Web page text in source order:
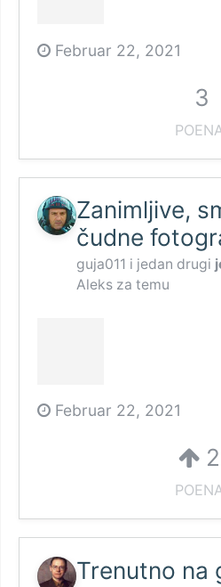
Februar 22, 2021
3
Zanimljive,
čudne
guja011 i jedan drugi
Aleks za temu
Februar 22, 2021
2
Trenutno na